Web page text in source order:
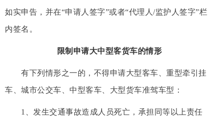
如实申告，并在“申请人签字”或者“代理人/监护人签字”栏
内签名。
限制申请大中型客货车的情形
有下列情形之一的，不得申请大型客车、重型牵引挂
车、城市公交车、中型客车、大型货车准驾车型：
1、发生交通事故造成人员死亡，承担同等以上责任